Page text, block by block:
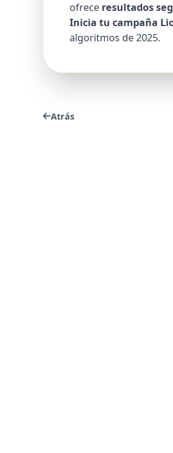
ofrece resultados
Inicia tu campaña
algoritmos de 2025.
Atrás